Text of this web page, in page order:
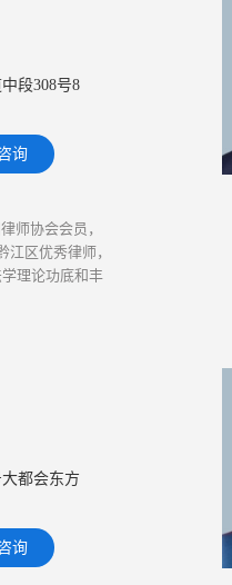
段308号8
询
师协会会员，
区优秀律师，
理论功底和丰
都会东方
询